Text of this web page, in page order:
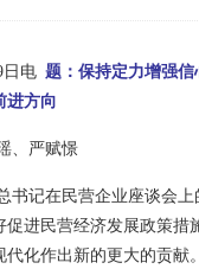
日电 题：保持定力增强
进方向
、严赋憬
书记在民营企业座谈会
促进民营经济发展政策
化作出新的更大的贡献。